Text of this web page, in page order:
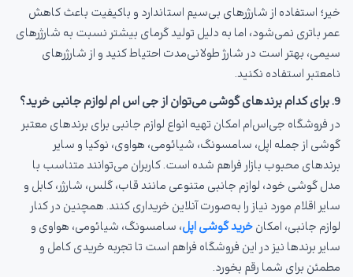
خیر؛ استفاده از شارژرهای بی‌سیم استاندارد و باکیفیت باعث کاهش
عمر باتری نمی‌شود، اما به دلیل تولید گرمای بیشتر نسبت به شارژرهای
سیمی، بهتر است در شارژ طولانی‌مدت احتیاط کنید و از شارژرهای
نامعتبر استفاده نکنید.
9. برای کدام برندهای گوشی می‌توان از جی اس ام لوازم جانبی خرید؟
در فروشگاه جی‌اس‌ام امکان تهیه انواع لوازم جانبی برای برندهای معتبر
گوشی از جمله اپل، سامسونگ، شیائومی، هواوی، نوکیا و سایر
برندهای محبوب بازار فراهم شده است. کاربران می‌توانند متناسب با
مدل گوشی خود، لوازم جانبی متنوعی مانند قاب، گلس، شارژر، کابل و
سایر اقلام مورد نیاز را به‌صورت آنلاین خریداری کنند. همچنین در کنار
لوازم جانبی، امکانخرید گوشی اپل، سامسونگ، شیائومی، هواوی و
سایر برندها نیز در این فروشگاه فراهم است تا تجربه خریدی کامل و
مطمئن برای شما رقم بخورد.